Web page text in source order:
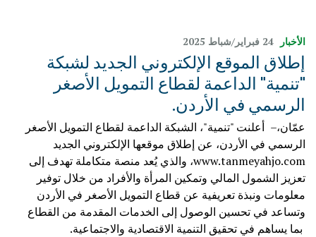
الأخبار 24 فبراير/شباط 2025
إطلاق الموقع الإلكتروني الجديد لشبكة
"تنمية" الداعمة لقطاع التمويل الأصغر
الرسمي في الأردن.
عمّان،– أعلنت "تنمية"، الشبكة الداعمة لقطاع التمويل الأصغر
الرسمي في الأردن، عن إطلاق موقعها الإلكتروني الجديد
www.tanmeyahjo.com، والذي يُعد منصة متكاملة تهدف إلى
تعزيز الشمول المالي وتمكين المرأة والأفراد من خلال توفير
معلومات ونبذة تعريفية عن قطاع التمويل الأصغر في الأردن
وتساعد في تحسين الوصول إلى الخدمات المقدمة من القطاع
بما يساهم في تحقيق التنمية الاقتصادية والاجتماعية.